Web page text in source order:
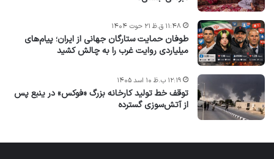
طوفان حمایت ستارگان جهانی از ایران؛ پیام‌های
میلیاردی روایت غرب را به چالش کشید
۱۱:۴۸ ق.ظ ۲۱ حوت ۱۴۰۴
توقف خط تولید کارخانه بزرگ «فوکس» در ینبع پس
از آتش‌سوزی گسترده
۱۲:۱۹ ب.ظ ۱۰ اسد ۱۴۰۵